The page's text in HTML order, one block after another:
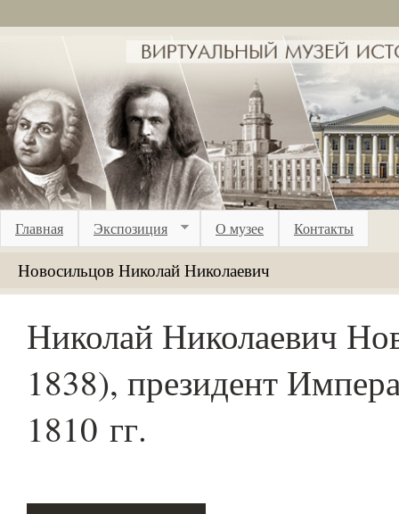
Главная Экспозиция О музее Контакты
Новосильцов Николай Николаевич
Николай Николаевич
1838), президент
1810 гг.